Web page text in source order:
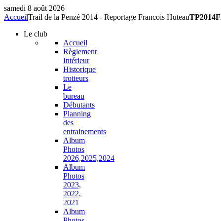
samedi 8 août 2026
AccueilTrail de la Penzé 2014 - Reportage Francois Huteau
Le club
Accueil
Règlement
Intérieur
Historique
trotteurs
Le
bureau
Débutants
Planning
des
entrainements
Album
Photos
2026,2025,2024
Album
Photos
2023,
2022,
2021
Album